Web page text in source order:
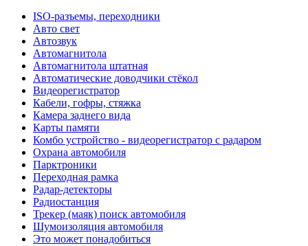
ISO-разъемы, переходники
Авто свет
Автозвук
Автомагнитола
Автомагнитола штатная
Автоматические доводчики стёкол
Видеорегистратор
Кабели, гофры, стяжка
Камера заднего вида
Карты памяти
Комбо устройство - видеорегистратор с радаром
Охрана автомобиля
Парктроники
Переходная рамка
Радар-детекторы
Радиостанция
Трекер (маяк) поиск автомобиля
Шумоизоляция автомобиля
Это может понадобиться